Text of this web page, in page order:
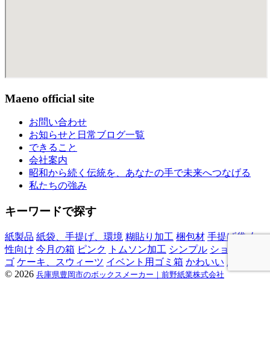
Maeno official site
お問い合わせ
お知らせと日常ブログ一覧
できること
会社案内
昭和から続く伝統を、あなたの手で未来へつなげる
私たちの強み
キーワードで探す
紙製品 紙袋、手提げ、環境 糊貼り加工 梱包材 手提げ袋 女
性向け 今月の箱 ピンク トムソン加工 シンプル ショップロ
ゴ ケーキ、スウィーツ イベント用ゴミ箱 かわいい お菓子
© 2026 兵庫県豊岡市のボックスメーカー｜前野紙業株式会社